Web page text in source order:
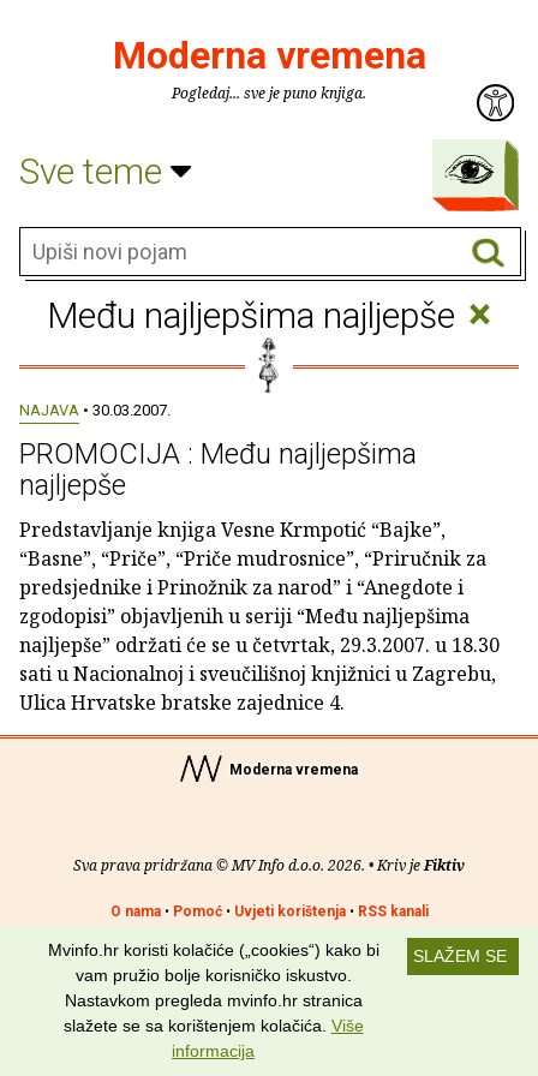
Moderna vremena
Pogledaj... sve je puno knjiga.
Sve teme
Među najljepšima najljepše ×
NAJAVA • 30.03.2007.
PROMOCIJA : Među najljepšima
najljepše
Predstavljanje knjiga Vesne Krmpotić “Bajke”,
“Basne”, “Priče”, “Priče mudrosnice”, “Priručnik za
predsjednike i Prinožnik za narod” i “Anegdote i
zgodopisi” objavljenih u seriji “Među najljepšima
najljepše” održati će se u četvrtak, 29.3.2007. u 18.30
sati u Nacionalnoj i sveučilišnoj knjižnici u Zagrebu,
Ulica Hrvatske bratske zajednice 4.
Moderna vremena
Sva prava pridržana © MV Info d.o.o. 2026. • Kriv jeFiktiv
O nama• Pomoć• Uvjeti korištenja• RSS kanali
Potraži nas na: SLAŽEM SE
Mvinfo.hr koristi kolačiće („cookies“) kako bi
vam pružio bolje korisničko iskustvo.
Nastavkom pregleda mvinfo.hr stranica
slažete se sa korištenjem kolačića. Više
informacija